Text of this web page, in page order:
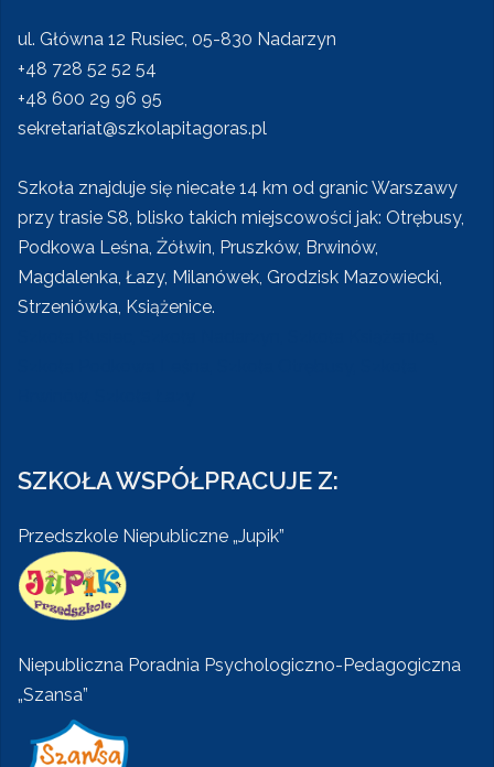
ul. Główna 12 Rusiec, 05-830 Nadarzyn
+48 728 52 52 54
+48 600 29 96 95
sekretariat@szkolapitagoras.pl
Szkoła znajduje się niecałe 14 km od granic Warszawy
przy trasie S8, blisko takich miejscowości jak: Otrębusy,
Podkowa Leśna, Żółwin, Pruszków, Brwinów,
Magdalenka, Łazy, Milanówek, Grodzisk Mazowiecki,
Strzeniówka, Książenice.
SZKOŁA WSPÓŁPRACUJE Z:
Przedszkole Niepubliczne „Jupik”
Niepubliczna Poradnia Psychologiczno-Pedagogiczna
„Szansa”